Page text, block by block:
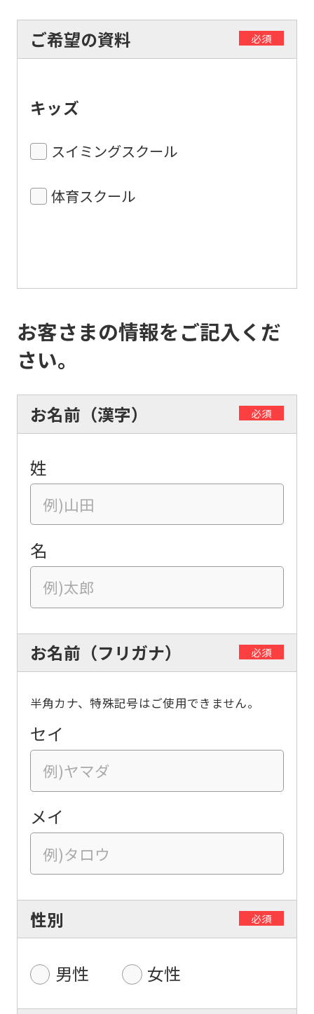
ご希望の資料 必須
キッズ
スイミングスクール
体育スクール
お客さまの情報をご記入くだ
さい。
お名前（漢字） 必須
姓
名
お名前（フリガナ） 必須
半角カナ、特殊記号はご使用できません。
セイ
メイ
性別 必須
男性 女性